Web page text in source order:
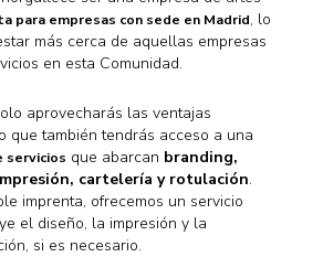
para empresas con sede en Madrid, lo
más cerca de aquellas empresas
en esta Comunidad.
aprovecharás las ventajas
que también tendrás acceso a una
servicios que abarcan branding,
cartelería y rotulación.
imprenta, ofrecemos un servicio
el diseño, la impresión y la
si es necesario.